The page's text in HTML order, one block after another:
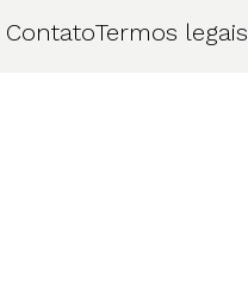
ContatoTermos legais